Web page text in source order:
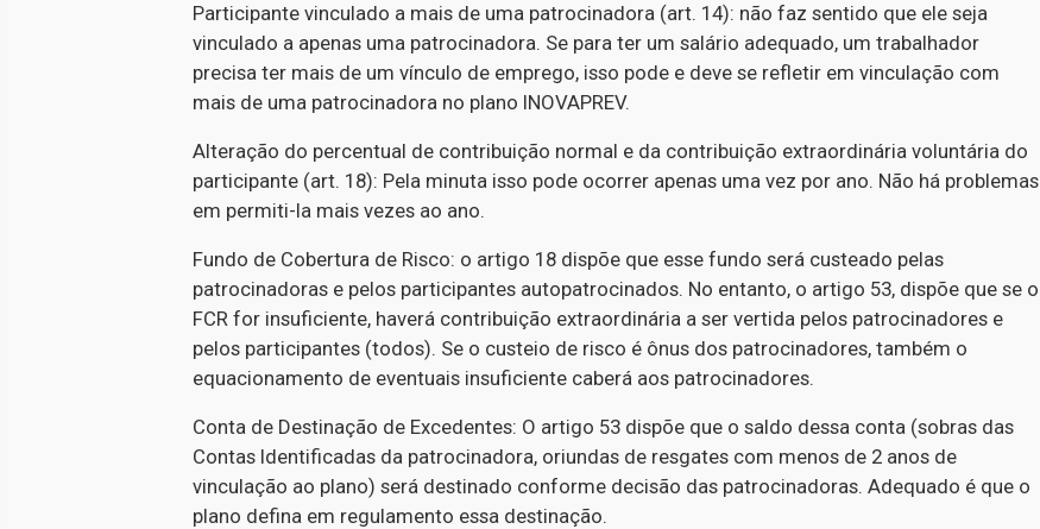
Participante vinculado a mais de uma patrocinadora (art. 14): não faz sentido que ele seja
vinculado a apenas uma patrocinadora. Se para ter um salário adequado, um trabalhador
precisa ter mais de um vínculo de emprego, isso pode e deve se refletir em vinculação com
mais de uma patrocinadora no plano INOVAPREV.
Alteração do percentual de contribuição normal e da contribuição extraordinária voluntária do
participante (art. 18): Pela minuta isso pode ocorrer apenas uma vez por ano. Não há problemas
em permiti-la mais vezes ao ano.
Fundo de Cobertura de Risco: o artigo 18 dispõe que esse fundo será custeado pelas
patrocinadoras e pelos participantes autopatrocinados. No entanto, o artigo 53, dispõe que se o
FCR for insuficiente, haverá contribuição extraordinária a ser vertida pelos patrocinadores e
pelos participantes (todos). Se o custeio de risco é ônus dos patrocinadores, também o
equacionamento de eventuais insuficiente caberá aos patrocinadores.
Conta de Destinação de Excedentes: O artigo 53 dispõe que o saldo dessa conta (sobras das
Contas Identificadas da patrocinadora, oriundas de resgates com menos de 2 anos de
vinculação ao plano) será destinado conforme decisão das patrocinadoras. Adequado é que o
plano defina em regulamento essa destinação.